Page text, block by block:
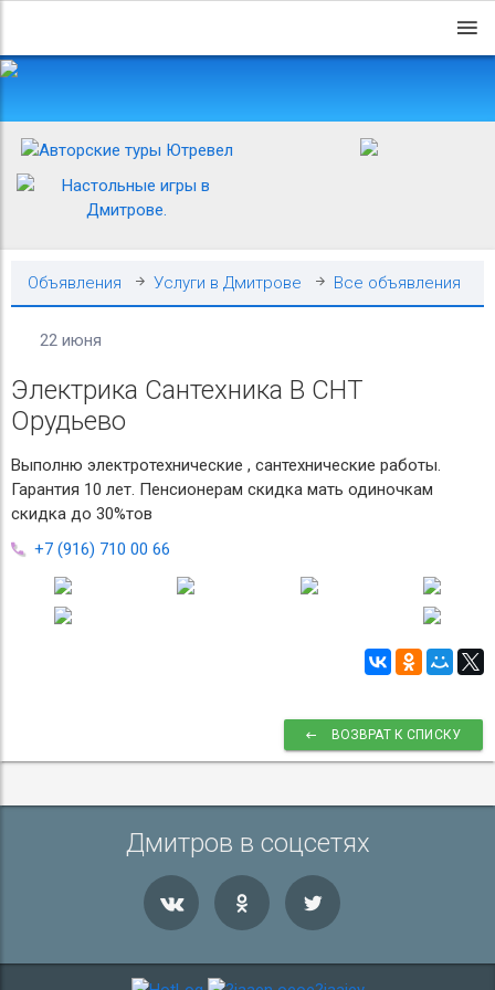
Объявления Услуги в Дмитрове Все объявления
22 июня
Электрика Сантехника В СНТ
Орудьево
Выполню электротехнические , сантехнические работы.
Гарантия 10 лет. Пенсионерам скидка мать одиночкам
скидка до 30%тов
+7 (916) 710 00 66
ВОЗВРАТ К СПИСКУ
Дмитров в соцсетях